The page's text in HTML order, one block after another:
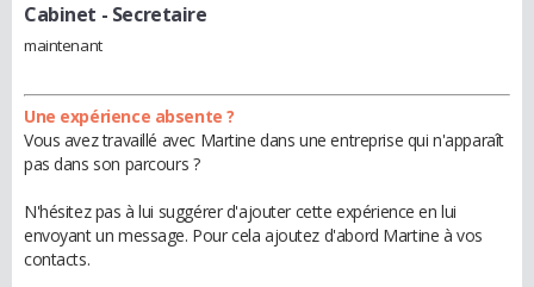
Cabinet - Secretaire
maintenant
Une expérience absente ?
Vous avez travaillé avec Martine dans une entreprise qui n'apparaît
pas dans son parcours ?
N'hésitez pas à lui suggérer d'ajouter cette expérience en lui
envoyant un message. Pour cela ajoutez d'abord Martine à vos
contacts.